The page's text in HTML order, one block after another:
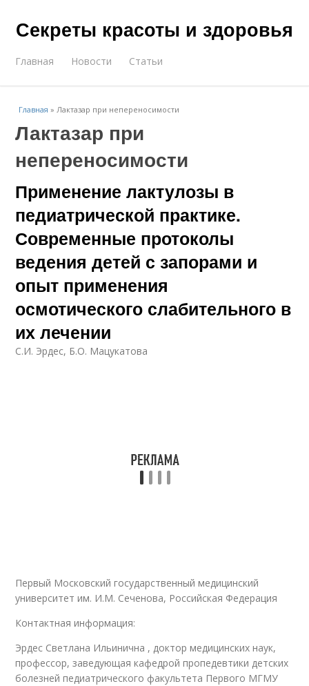
Секреты красоты и здоровья
Главная Новости Статьи
Главная »Лактазар при непереносимости
Лактазар при
непереносимости
Применение лактулозы в
педиатрической практике.
Современные протоколы
ведения детей с запорами и
опыт применения
осмотического слабительного в
их лечении
С.И. Эрдес, Б.О. Мацукатова
Первый Московский государственный медицинский
университет им. И.М. Сеченова, Российская Федерация
Контактная информация:
Эрдес Светлана Ильинична , доктор медицинских наук,
профессор, заведующая кафедрой пропедевтики детских
болезней педиатрического факультета Первого МГМУ